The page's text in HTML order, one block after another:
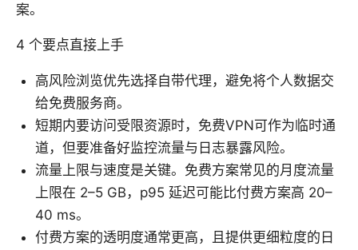
案。
4 个要点直接上手
高风险浏览优先选择自带代理，避免将个人数据交
给免费服务商。
短期内要访问受限资源时，免费VPN可作为临时通
道，但要准备好监控流量与日志暴露风险。
流量上限与速度是关键。免费方案常见的月度流量
上限在 2–5 GB，p95 延迟可能比付费方案高 20–
40 ms。
付费方案的透明度通常更高，且提供更细粒度的日